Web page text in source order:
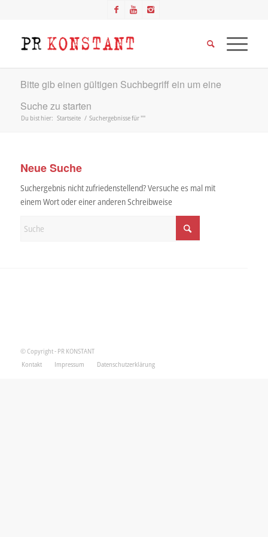
Bitte gib einen gültigen Suchbegriff ein um eine
Suche zu starten
Du bist hier: Startseite / Suchergebnisse für ""
Neue Suche
Suchergebnis nicht zufriedenstellend? Versuche es mal mit
einem Wort oder einer anderen Schreibweise
© Copyright - PR KONSTANT
Kontakt
Impressum Datenschutzerklärung